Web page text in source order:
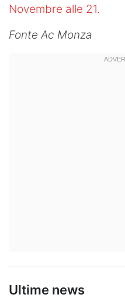
Novembre alle 21.
Fonte Ac Monza
Ultime news